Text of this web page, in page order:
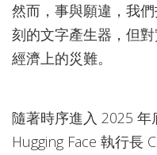
然而，事與願違，我
刻的文字產生器，但
經濟上的災難。
隨著時序進入 2025 年
Hugging Face 執行長